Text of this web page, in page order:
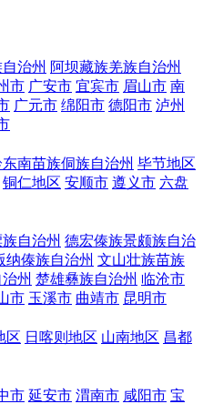
治州 阿坝藏族羌族自治州
市 广安市 宜宾市 眉山市 南
广元市 绵阳市 德阳市 泸州
南苗族侗族自治州 毕节地区
铜仁地区 安顺市 遵义市 六盘
自治州 德宏傣族景颇族自治
纳傣族自治州 文山壮族苗族
州 楚雄彝族自治州 临沧市
市 玉溪市 曲靖市 昆明市
区 日喀则地区 山南地区 昌都
市 延安市 渭南市 咸阳市 宝